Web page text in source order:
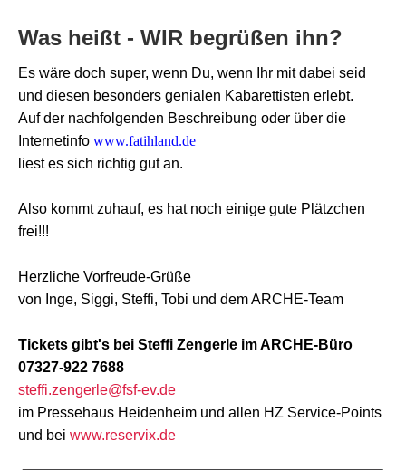
Was heißt - WIR begrüßen ihn?
Es wäre doch super, wenn Du, wenn Ihr mit dabei seid
und diesen besonders genialen Kabarettisten erlebt.
Auf der nachfolgenden Beschreibung oder über die
Internetinfo www.fatihland.de
liest es sich richtig gut an.
Also kommt zuhauf, es hat noch einige gute Plätzchen
frei!!!
Herzliche Vorfreude-Grüße
von Inge, Siggi, Steffi, Tobi und dem ARCHE-Team
Tickets gibt's bei Steffi Zengerle im ARCHE-Büro
07327-922 7688
steffi.zengerle@fsf-ev.de
im Pressehaus Heidenheim und allen HZ Service-Points
und bei www.reservix.de